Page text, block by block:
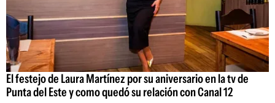
El festejo de Laura Martínez por su aniversario en la tv de
Punta del Este y como quedó su relación con Canal 12